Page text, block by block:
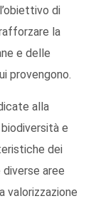
di
la
e delle
provengono.
alla
e
dei
aree
valorizzazione